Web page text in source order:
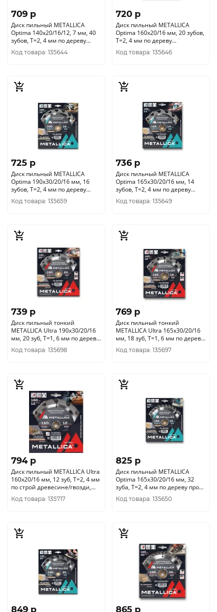
709 p
Диск пильный METALLICA
Optima 140x20/16/12, 7 мм, 40
зубов, Т=2, 4 мм по дереву
поперечный, 902493
Код товара: 135644
720 p
Диск пильный METALLICA
Optima 160x20/16 мм, 20 зубов,
Т=2, 4 мм по дереву
продольный, 902523
Код товара: 135646
725 p
Диск пильный METALLICA
Optima 190x30/20/16 мм, 16
зубов, Т=2, 4 мм по дереву
продольный, 902684
Код товара: 135659
736 p
Диск пильный METALLICA
Optima 165x30/20/16 мм, 14
зубов, Т=2, 4 мм по дереву
продольный, 902554
Код товара: 135649
739 p
Диск пильный тонкий
METALLICA Ultra 190x30/20/16
мм, 20 зуб, Т=1, 6 мм по дереву
продольн., 903476
Код товара: 135698
769 p
Диск пильный тонкий
METALLICA Ultra 165x30/20/16
мм, 18 зуб, Т=1, 6 мм по дереву
продольн., 903452
Код товара: 135697
794 p
Диск пильный METALLICA Ultra
160x20/16 мм, 12 зуб, Т=2, 4 мм
по строй древесине/гвозди,
903742
Код товара: 135717
825 p
Диск пильный METALLICA
Optima 165x30/20/16 мм, 32
зуба, Т=2, 4 мм по дереву прод/
поперечн, 902578
Код товара: 135650
849 p 865 p